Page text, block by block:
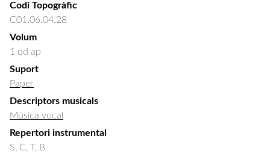
Codi Topogràfic
C01.06.04.28
Volum
1 qd ap
Suport
Paper
Descriptors musicals
Música vocal
Repertori instrumental
S, C, T, B